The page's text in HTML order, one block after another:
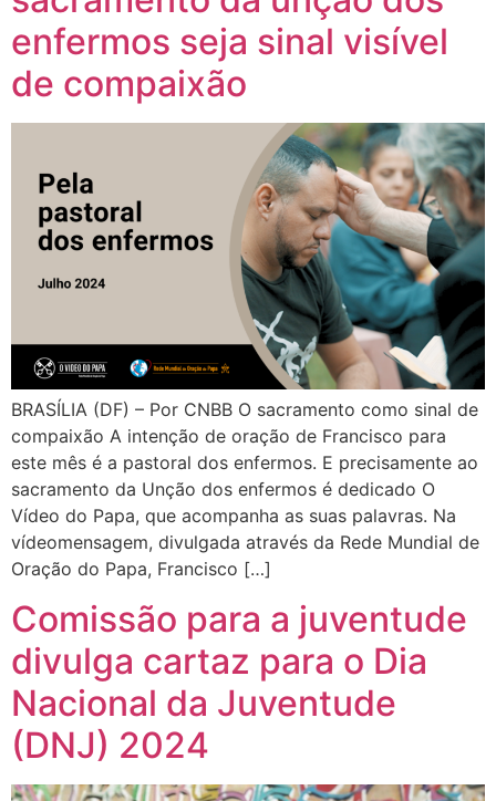
enfermos seja sinal visível
de compaixão
BRASÍLIA (DF) – Por CNBB O sacramento como sinal de
compaixão A intenção de oração de Francisco para
este mês é a pastoral dos enfermos. E precisamente ao
sacramento da Unção dos enfermos é dedicado O
Vídeo do Papa, que acompanha as suas palavras. Na
vídeomensagem, divulgada através da Rede Mundial de
Oração do Papa, Francisco […]
Comissão para a juventude
divulga cartaz para o Dia
Nacional da Juventude
(DNJ) 2024